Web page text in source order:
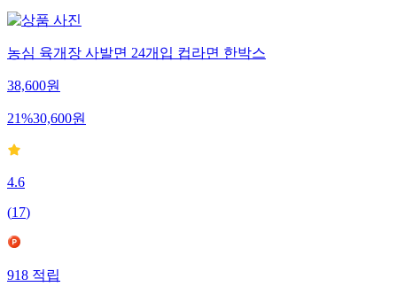
농심 육개장 사발면 24개입 컵라면 한박스
38,600원
21%30,600원
4.6
(17)
918 적립